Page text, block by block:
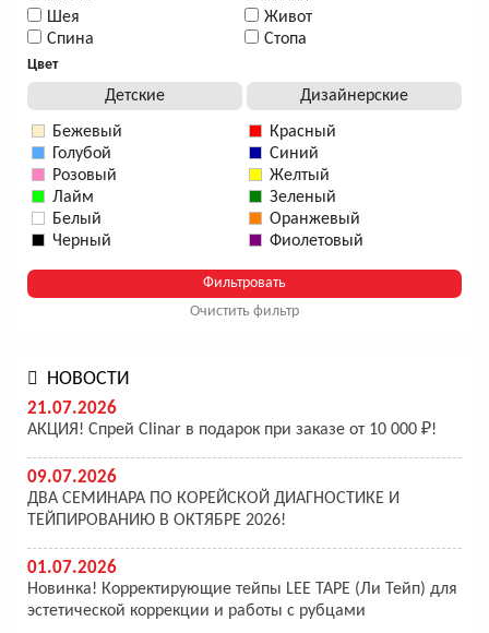
Шея
Спина
Живот
Стопа
Цвет
Детские Дизайнерские
Бежевый
Голубой
Розовый
Лайм
Белый
Черный
Красный
Синий
Желтый
Зеленый
Оранжевый
Фиолетовый
Очистить фильтр
НОВОСТИ
21.07.2026
АКЦИЯ! Спрей Clinar в подарок при заказе от 10 000 ₽!
09.07.2026
ДВА СЕМИНАРА ПО КОРЕЙСКОЙ ДИАГНОСТИКЕ И
ТЕЙПИРОВАНИЮ В ОКТЯБРЕ 2026!
01.07.2026
Новинка! Корректирующие тейпы LEE TAPE (Ли Тейп) для
эстетической коррекции и работы с рубцами